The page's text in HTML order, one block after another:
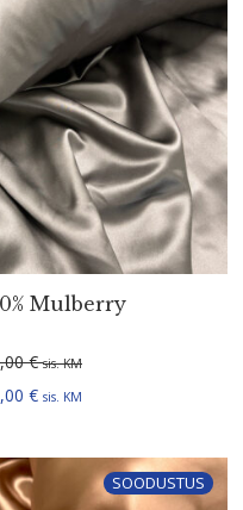
Mulberry
€Hinnavahemik: 305,00 €
sis. KM
€Hinnavahemik: 213,50 €
sis. KM
SOODUSTUS